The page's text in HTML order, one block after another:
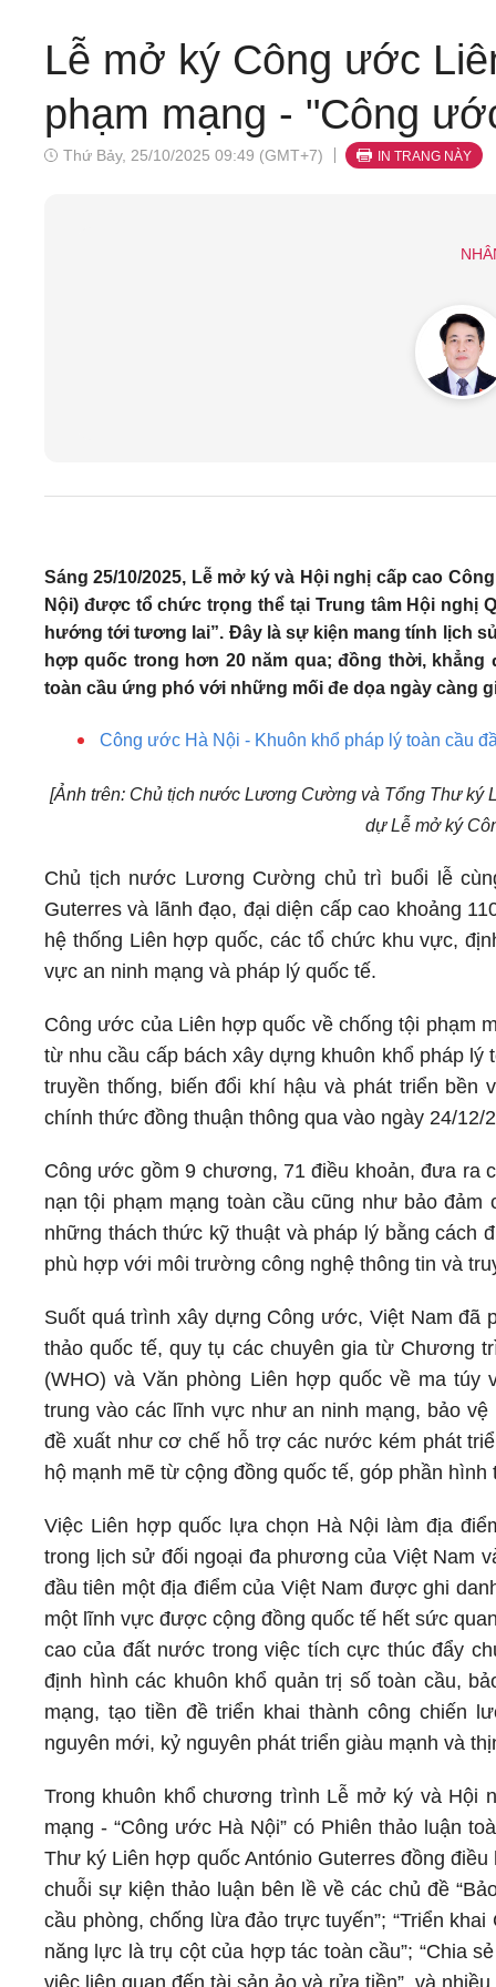
Lễ mở ký Công ước
phạm mạng - "Công
Thứ Bảy, 25/10/2025 09:49 (GMT+7) IN TRANG NÀY
Sáng 25/10/2025, Lễ mở ký và Hội nghị cấp cao
Nội) được tổ chức trọng thể tại Trung tâm Hội nghị
hướng tới tương lai”. Đây là sự kiện mang tính lịch
hợp quốc trong hơn 20 năm qua; đồng thời,
toàn cầu ứng phó với những mối đe dọa ngày càng
Công ước Hà Nội - Khuôn khổ pháp lý toàn cầu
[Ảnh trên: Chủ tịch nước Lương Cường và Tổng Thư ký
dự Lễ mở ký
Chủ tịch nước Lương Cường chủ trì buổi lễ
Guterres và lãnh đạo, đại diện cấp cao khoảng
hệ thống Liên hợp quốc, các tổ chức khu vực,
vực an ninh mạng và pháp lý quốc tế.
Công ước của Liên hợp quốc về chống tội phạm
từ nhu cầu cấp bách xây dựng khuôn khổ pháp
truyền thống, biến đổi khí hậu và phát triển
chính thức đồng thuận thông qua vào ngày 24/12/
Công ước gồm 9 chương, 71 điều khoản, đưa ra
nạn tội phạm mạng toàn cầu cũng như bảo
những thách thức kỹ thuật và pháp lý bằng cách
phù hợp với môi trường công nghệ thông tin và
Suốt quá trình xây dựng Công ước, Việt Nam đã
thảo quốc tế, quy tụ các chuyên gia từ Chương
(WHO) và Văn phòng Liên hợp quốc về ma
trung vào các lĩnh vực như an ninh mạng, bảo
đề xuất như cơ chế hỗ trợ các nước kém phát
hộ mạnh mẽ từ cộng đồng quốc tế, góp phần
Việc Liên hợp quốc lựa chọn Hà Nội làm địa
trong lịch sử đối ngoại đa phương của Việt Nam
đầu tiên một địa điểm của Việt Nam được ghi
một lĩnh vực được cộng đồng quốc tế hết sức
cao của đất nước trong việc tích cực thúc đẩy
định hình các khuôn khổ quản trị số toàn cầu,
mạng, tạo tiền đề triển khai thành công chiến
nguyên mới, kỷ nguyên phát triển giàu mạnh và
Trong khuôn khổ chương trình Lễ mở ký và Hội
mạng - “Công ước Hà Nội” có Phiên thảo luận
Thư ký Liên hợp quốc António Guterres đồng
chuỗi sự kiện thảo luận bên lề về các chủ đề
cầu phòng, chống lừa đảo trực tuyến”; “Triển
năng lực là trụ cột của hợp tác toàn cầu”; “Chia
việc liên quan đến tài sản ảo và rửa tiền”, và